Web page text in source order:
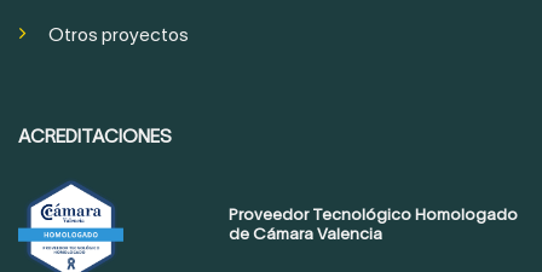
Otros proyectos
ACREDITACIONES
Proveedor Tecnológico Homologado
de Cámara Valencia